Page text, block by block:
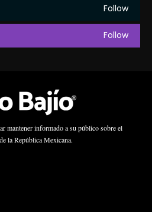
Follow
Follow
mantener informado a su público sobre el
la República Mexicana.